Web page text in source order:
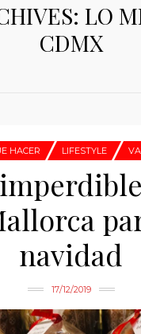
LO
CDMX
HACER LIFESTYLE
navidad
17/12/2019